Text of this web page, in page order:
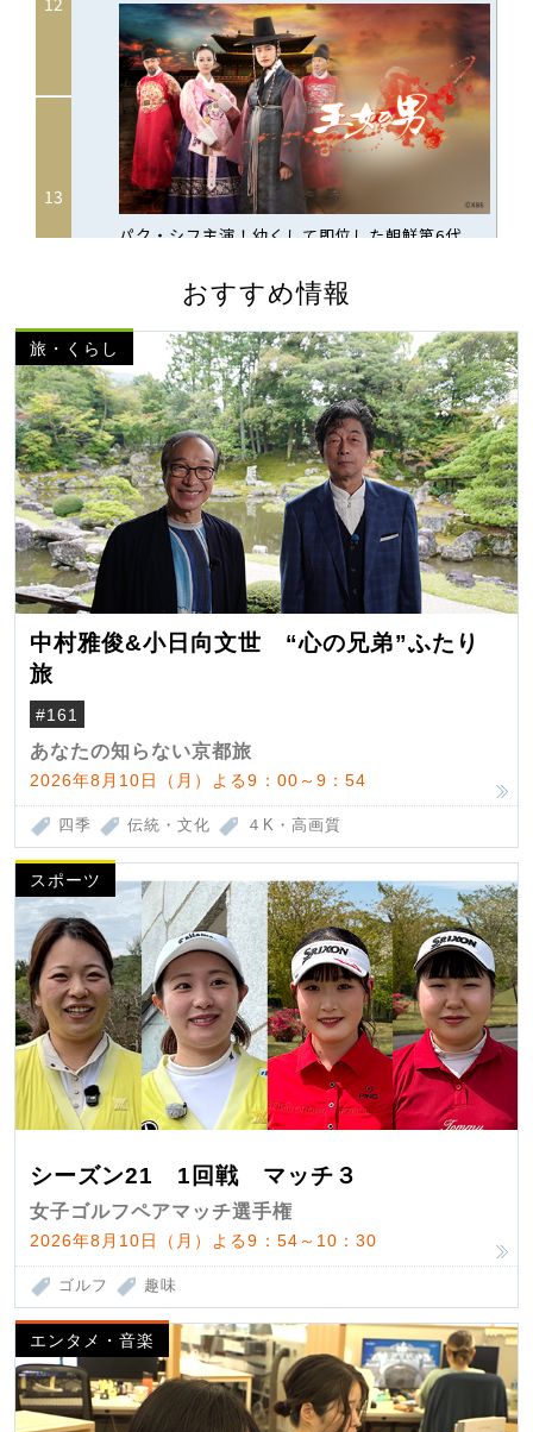
おすすめ情報
旅・くらし
中村雅俊&小日向文世 “心の兄弟”ふたり
旅
#161
あなたの知らない京都旅
2026年8月10日（月）よる9：00～9：54
四季 伝統・文化 ４K・高画質
スポーツ
シーズン21 1回戦 マッチ３
女子ゴルフペアマッチ選手権
2026年8月10日（月）よる9：54～10：30
ゴルフ 趣味
エンタメ・音楽